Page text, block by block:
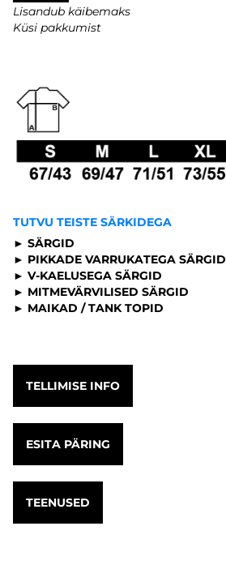
Lisandub käibemaks
Küsi pakkumist
TUTVU TEISTE SÄRKIDEGA
► SÄRGID
► PIKKADE VARRUKATEGA SÄRGID
► V-KAELUSEGA SÄRGID
► MITMEVÄRVILISED SÄRGID
► MAIKAD / TANK TOPID
TELLIMISE INFO
ESITA PÄRING
TEENUSED